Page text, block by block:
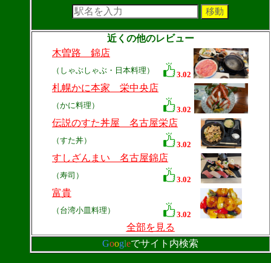
近くの他のレビュー
木曽路 錦店
（しゃぶしゃぶ・日本料理） 3.02
札幌かに本家 栄中央店
（かに料理） 3.02
伝説のすた丼屋 名古屋栄店
（すた丼） 3.02
すしざんまい 名古屋錦店
（寿司） 3.02
富貴
（台湾小皿料理） 3.02
全部を見る
Googleでサイト内検索